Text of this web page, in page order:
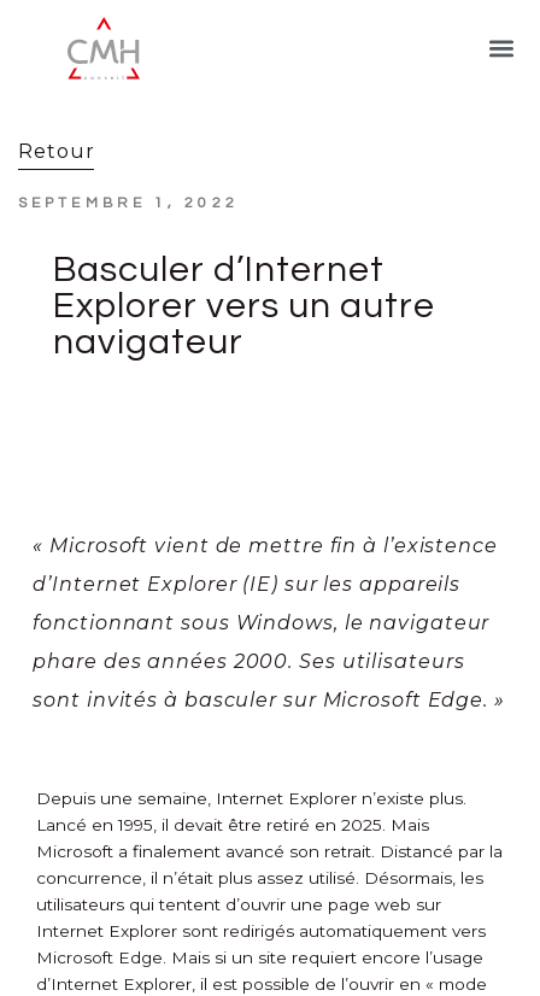
Retour
SEPTEMBRE 1, 2022
Basculer d’Internet
Explorer vers un autre
navigateur
« Microsoft vient de mettre fin à l’existence
d’Internet Explorer (IE) sur les appareils
fonctionnant sous Windows, le navigateur
phare des années 2000. Ses utilisateurs
sont invités à basculer sur Microsoft Edge. »
Depuis une semaine, Internet Explorer n’existe plus.
Lancé en 1995, il devait être retiré en 2025. Mais
Microsoft a finalement avancé son retrait. Distancé par la
concurrence, il n’était plus assez utilisé. Désormais, les
utilisateurs qui tentent d’ouvrir une page web sur
Internet Explorer sont redirigés automatiquement vers
Microsoft Edge. Mais si un site requiert encore l’usage
d’Internet Explorer, il est possible de l’ouvrir en « mode